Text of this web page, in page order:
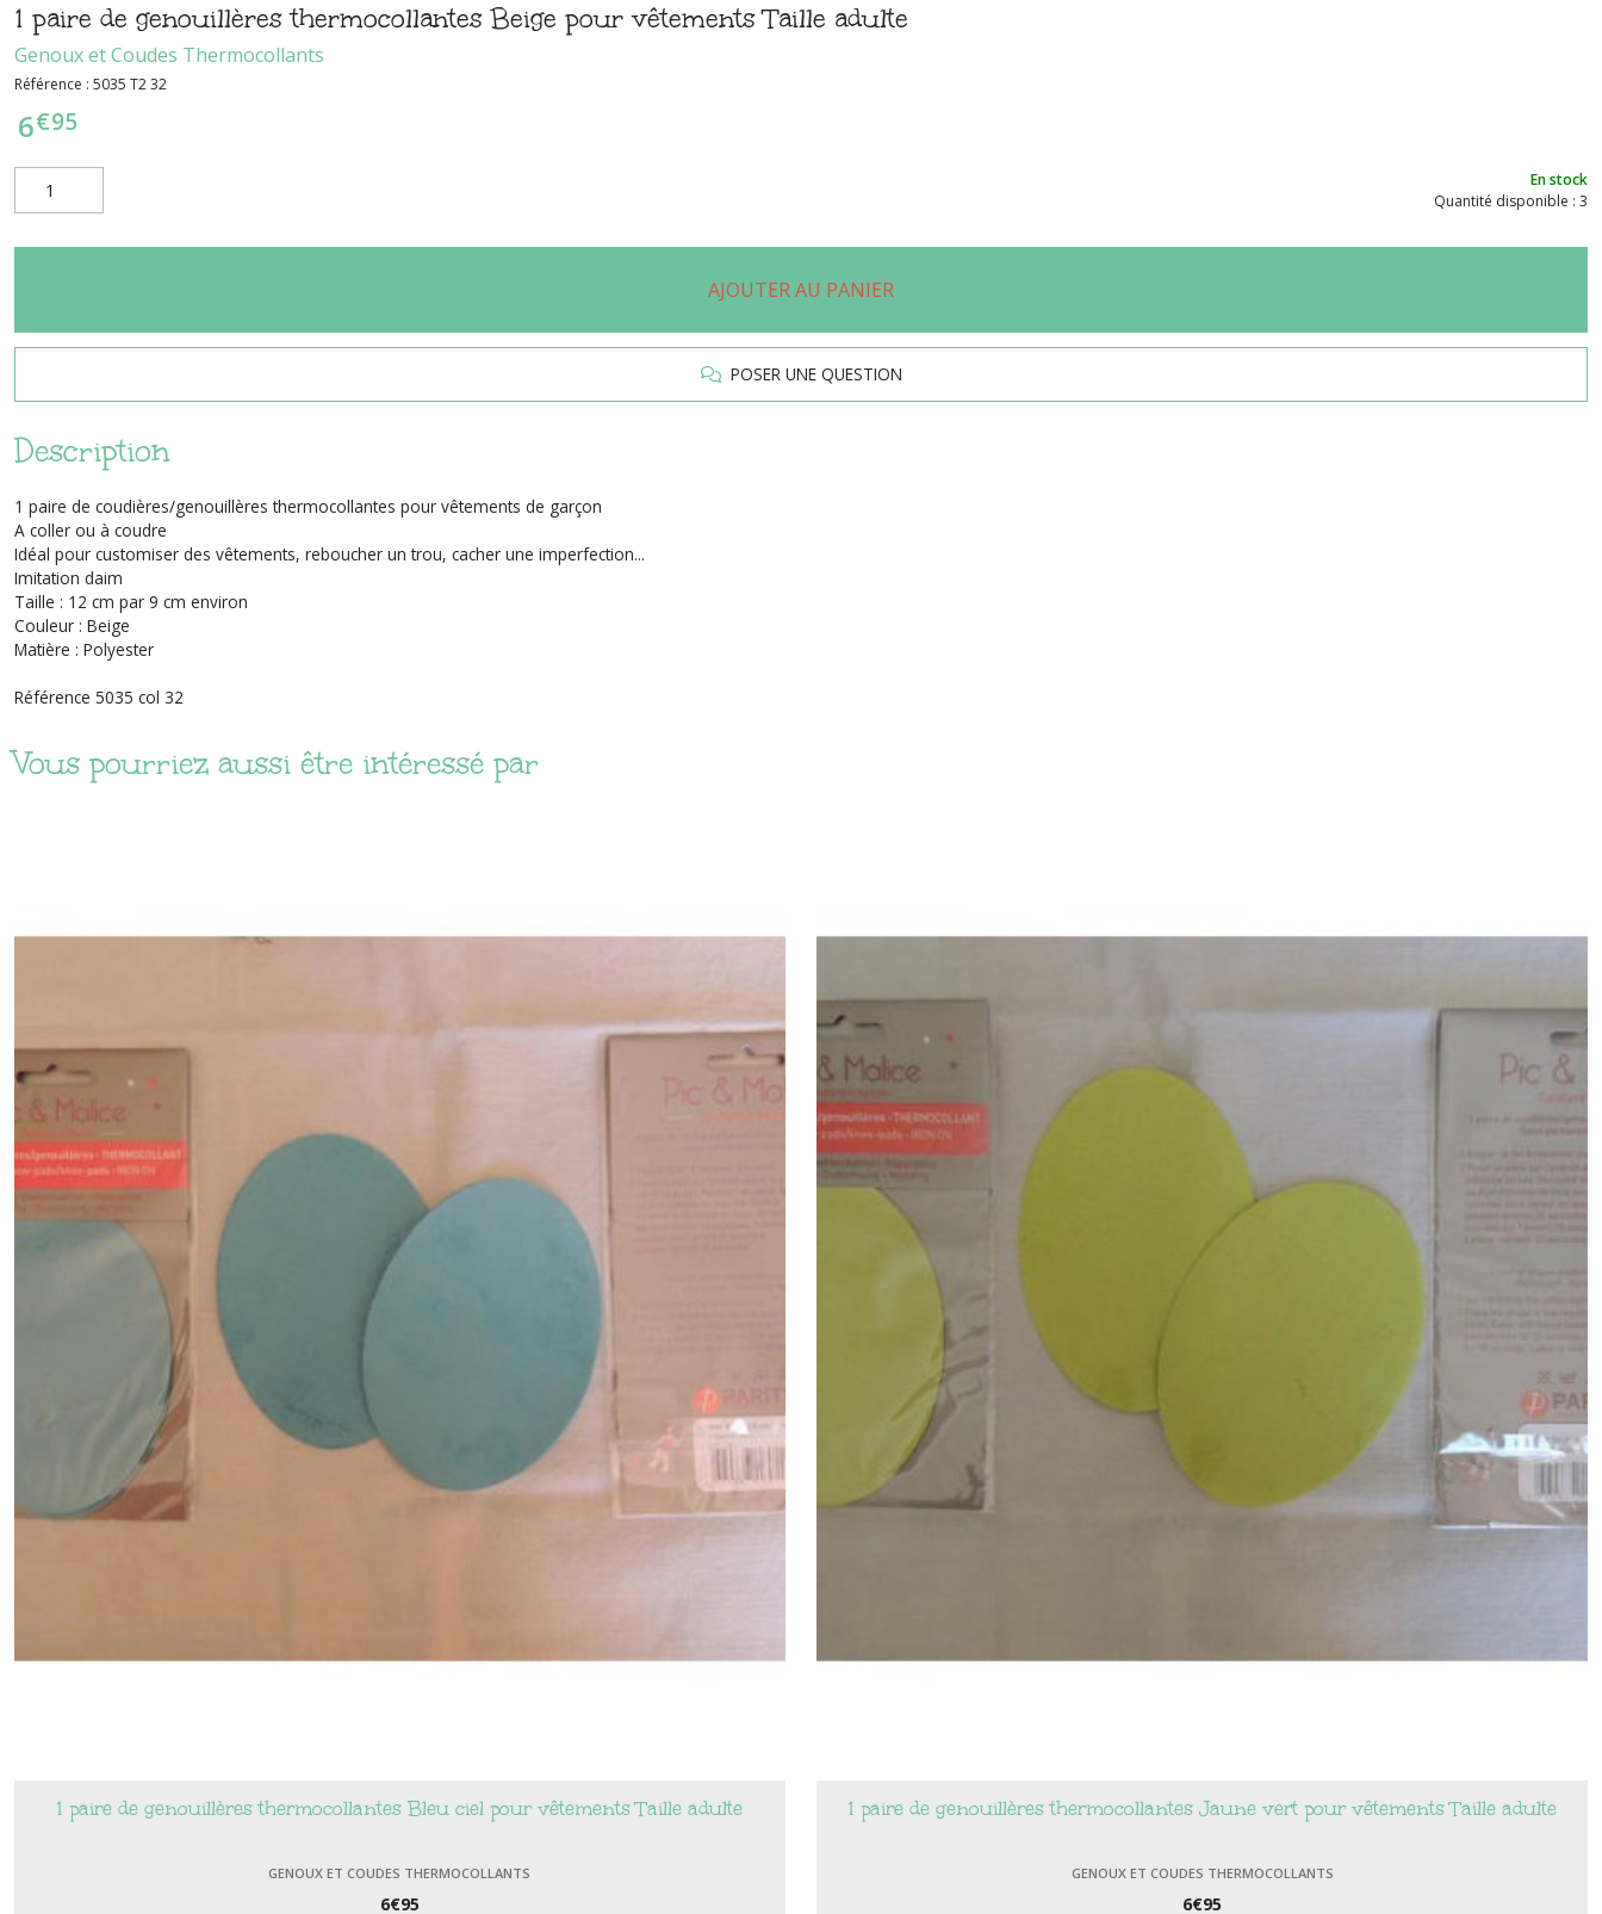
1 paire de genouillères thermocollantes Beige pour vêtements Taille adulte
Genoux et Coudes Thermocollants
Référence : 5035 T2 32
6€95
En stock
Quantité disponible : 3
AJOUTER AU PANIER
POSER UNE QUESTION
Description
1 paire de coudières/genouillères thermocollantes pour vêtements de garçon
A coller ou à coudre
Idéal pour customiser des vêtements, reboucher un trou, cacher une imperfection...
Imitation daim
Taille : 12 cm par 9 cm environ
Couleur : Beige
Matière : Polyester
Référence 5035 col 32
Vous pourriez aussi être intéressé par
1 paire de genouillères thermocollantes Bleu ciel pour vêtements Taille adulte
GENOUX ET COUDES THERMOCOLLANTS
6€95
1 paire de genouillères thermocollantes Jaune vert pour vêtements Taille adulte
GENOUX ET COUDES THERMOCOLLANTS
6€95